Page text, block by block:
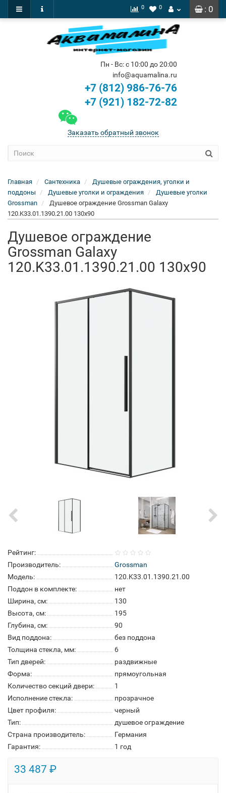
: 0
0 0
Пн - Вс: с 10:00 до 20:00
info@aquamalina.ru
+7 (812) 986-76-76
+7 (921) 182-72-82
Заказать обратный звонок
Главная Сантехника
Душевые ограждения, уголки и
поддоны
Душевые уголки и ограждения
Душевые уголки
Grossman
Душевое ограждение Grossman Galaxy
120.K33.01.1390.21.00 130x90
Душевое ограждение
Grossman Galaxy
120.K33.01.1390.21.00 130x90
Рейтинг:
Производитель:
Grossman
Модель:
120.K33.01.1390.21.00
Поддон в комплекте:
нет
Ширина, см:
130
Высота, см:
195
Глубина, см:
90
Вид поддона:
без поддона
Толщина стекла, мм:
6
Тип дверей:
раздвижные
Форма:
прямоугольная
Количество секций двери:
1
Исполнение стекла:
прозрачное
Цвет профиля:
черный
Тип:
душевое ограждение
Страна производитель:
Германия
Гарантия:
1 год
33 487 ₽